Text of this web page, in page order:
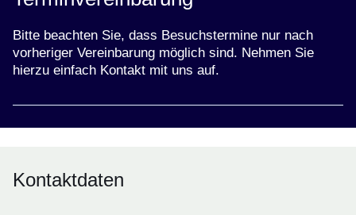
Bitte beachten Sie, dass Besuchstermine nur nach
vorheriger Vereinbarung möglich sind. Nehmen Sie
hierzu einfach Kontakt mit uns auf.
Kontaktdaten